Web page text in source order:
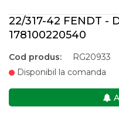
22/317-42 FENDT -
178100220540
Cod produs:
RG20933
Disponibil la comanda